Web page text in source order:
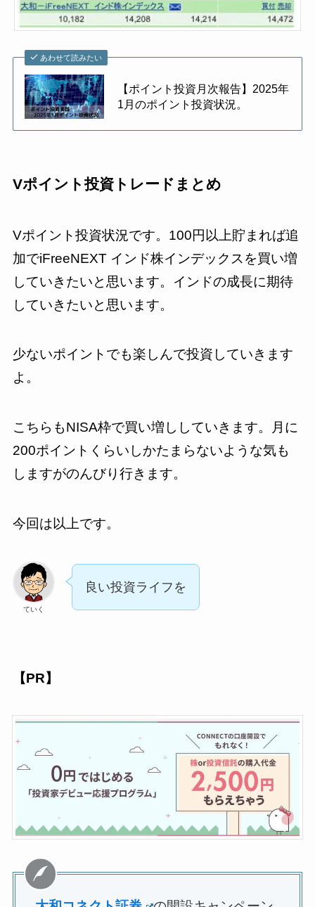
あわせて読みたい
【ポイント投資月次報告】2025年
1月のポイント投資状況。
Vポイント投資トレードまとめ
Vポイント投資状況です。100円以上貯まれば追
加でiFreeNEXT インド株インデックスを買い増
していきたいと思います。インドの成長に期待
していきたいと思います。
少ないポイントでも楽しんで投資していきます
よ。
こちらもNISA枠で買い増ししていきます。月に
200ポイントくらいしかたまらないような気も
しますがのんびり行きます。
今回は以上です。
ていく
良い投資ライフを
【PR】